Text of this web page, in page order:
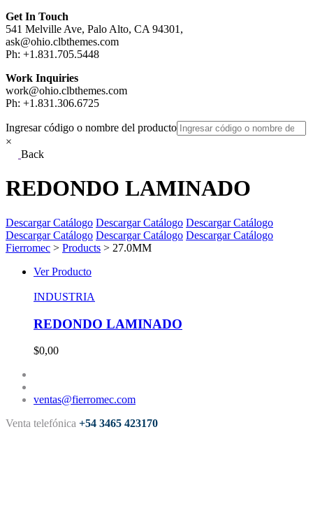
Get In Touch
541 Melville Ave, Palo Alto, CA 94301,
ask@ohio.clbthemes.com
Ph: +1.831.705.5448
Work Inquiries
work@ohio.clbthemes.com
Ph: +1.831.306.6725
Ingresar código o nombre del producto
×
Back
REDONDO LAMINADO
Descargar Catálogo Descargar Catálogo Descargar Catálogo
Descargar Catálogo Descargar Catálogo Descargar Catálogo
Fierromec > Products > 27.0MM
Ver Producto
INDUSTRIA
REDONDO LAMINADO
$0,00
ventas@fierromec.com
Venta telefónica +54 3465 423170